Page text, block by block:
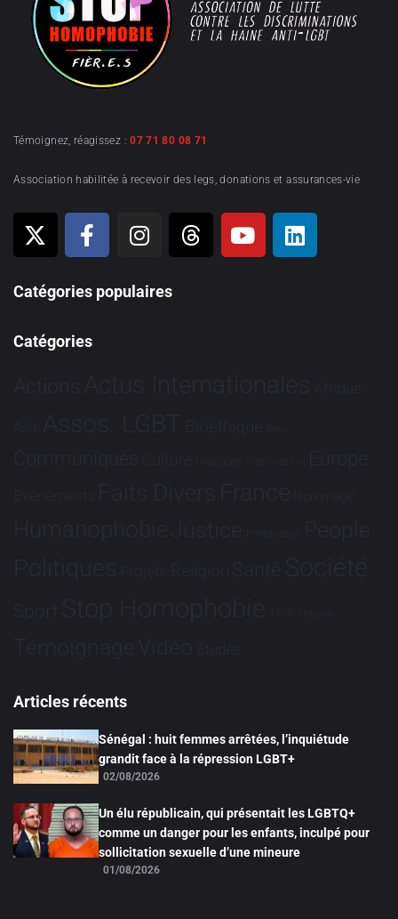
Témoignez, réagissez :07 71 80 08 71
Association habilitée à recevoir des legs, donations et assurances-vie
Catégories populaires
Catégories
Actions Actus Internationales Afrique
Asie Assos. LGBT Bioéthique Brève
Communiqués Culture Dialogues France-Brésil Europe
Evénements Faits Divers France Hommage
HumanophobieJustice Partenariat People
Politiques Projets Religion Santé Société
Sport Stop Homophobie Tech Tribune
TémoignageVidéo Études
Articles récents
Sénégal : huit femmes arrêtées, l’inquiétude
grandit face à la répression LGBT+
02/08/2026
Un élu républicain, qui présentait les LGBTQ+
comme un danger pour les enfants, inculpé pour
sollicitation sexuelle d’une mineure
01/08/2026